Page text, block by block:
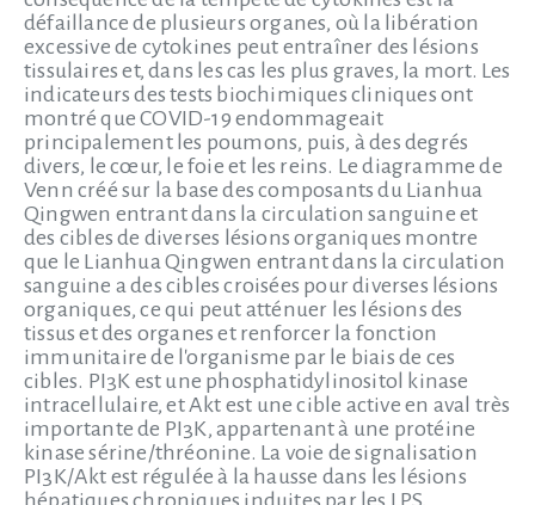
défaillance de plusieurs organes, où la libération
excessive de cytokines peut entraîner des lésions
tissulaires et, dans les cas les plus graves, la mort. Les
indicateurs des tests biochimiques cliniques ont
montré que COVID-19 endommageait
principalement les poumons, puis, à des degrés
divers, le cœur, le foie et les reins. Le diagramme de
Venn créé sur la base des composants du Lianhua
Qingwen entrant dans la circulation sanguine et
des cibles de diverses lésions organiques montre
que le Lianhua Qingwen entrant dans la circulation
sanguine a des cibles croisées pour diverses lésions
organiques, ce qui peut atténuer les lésions des
tissus et des organes et renforcer la fonction
immunitaire de l'organisme par le biais de ces
cibles. PI3K est une phosphatidylinositol kinase
intracellulaire, et Akt est une cible active en aval très
importante de PI3K, appartenant à une protéine
kinase sérine/thréonine. La voie de signalisation
PI3K/Akt est régulée à la hausse dans les lésions
hépatiques chroniques induites par les LPS,